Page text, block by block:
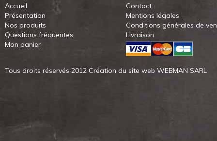
Accueil
Présentation
Nos produits
Questions fréquentes
Mon panier
Contact
Mentions légales
Conditions générales de
Livraison
Tous droits réservés 2012 Création du site web WEBMAN SARL